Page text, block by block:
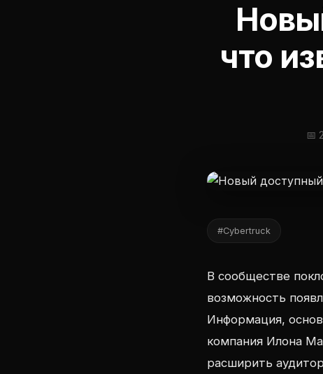
что
📅
#Cybertruck
В сообществе
возможность
Информация,
компания Илона
расширить